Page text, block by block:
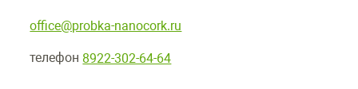
office@probka-nanocork.ru
телефон 8922-302-64-64